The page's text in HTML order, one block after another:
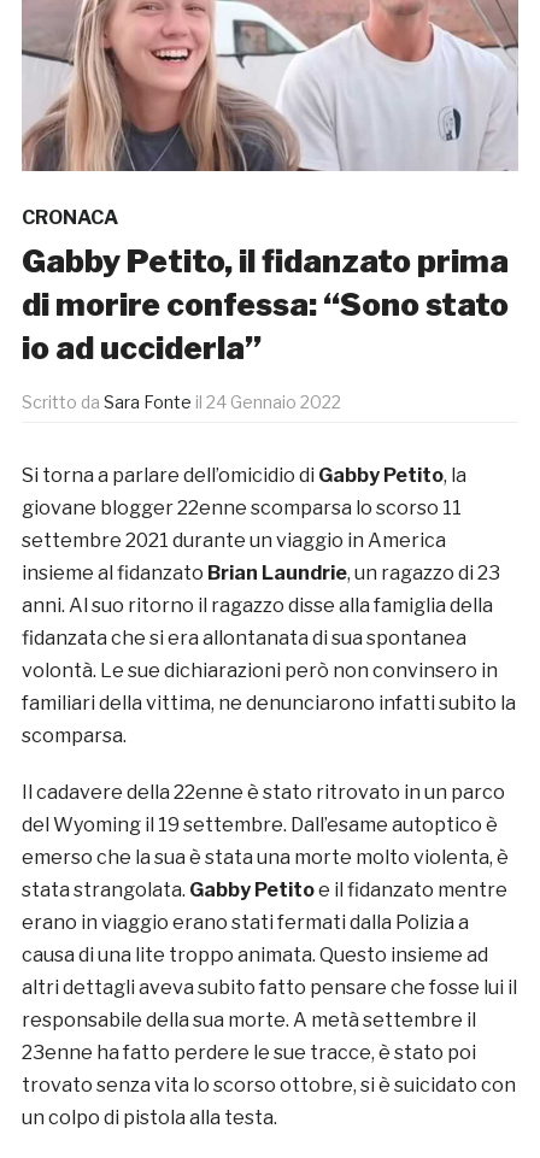
CRONACA
Gabby Petito, il fidanzato prima
di morire confessa: “Sono stato
io ad ucciderla”
Scritto da Sara Fonte il 24 Gennaio 2022
Si torna a parlare dell’omicidio di Gabby Petito, la
giovane blogger 22enne scomparsa lo scorso 11
settembre 2021 durante un viaggio in America
insieme al fidanzato Brian Laundrie, un ragazzo di 23
anni. Al suo ritorno il ragazzo disse alla famiglia della
fidanzata che si era allontanata di sua spontanea
volontà. Le sue dichiarazioni però non convinsero in
familiari della vittima, ne denunciarono infatti subito la
scomparsa.
Il cadavere della 22enne è stato ritrovato in un parco
del Wyoming il 19 settembre. Dall’esame autoptico è
emerso che la sua è stata una morte molto violenta, è
stata strangolata. Gabby Petitoe il fidanzato mentre
erano in viaggio erano stati fermati dalla Polizia a
causa di una lite troppo animata. Questo insieme ad
altri dettagli aveva subito fatto pensare che fosse lui il
responsabile della sua morte. A metà settembre il
23enne ha fatto perdere le sue tracce, è stato poi
trovato senza vita lo scorso ottobre, si è suicidato con
un colpo di pistola alla testa.